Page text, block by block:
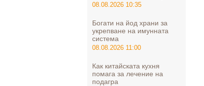
08.08.2026 10:35
Богати на йод храни за
укрепване на имунната
система
08.08.2026 11:00
Как китайската кухня
помага за лечение на
подагра